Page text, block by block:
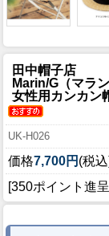
田中帽子店
Marin/G（マラ
女性用カンカン
UK-H026
価格7,700円 (税
[350ポイント進